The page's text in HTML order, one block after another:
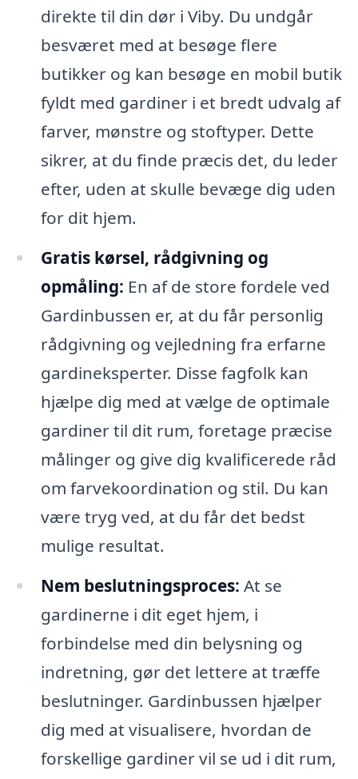
direkte til din dør i Viby. Du undgår
besværet med at besøge flere
butikker og kan besøge en mobil butik
fyldt med gardiner i et bredt udvalg af
farver, mønstre og stoftyper. Dette
sikrer, at du finde præcis det, du leder
efter, uden at skulle bevæge dig uden
for dit hjem.
Gratis kørsel, rådgivning og
opmåling: En af de store fordele ved
Gardinbussen er, at du får personlig
rådgivning og vejledning fra erfarne
gardineksperter. Disse fagfolk kan
hjælpe dig med at vælge de optimale
gardiner til dit rum, foretage præcise
målinger og give dig kvalificerede råd
om farvekoordination og stil. Du kan
være tryg ved, at du får det bedst
mulige resultat.
Nem beslutningsproces: At se
gardinerne i dit eget hjem, i
forbindelse med din belysning og
indretning, gør det lettere at træffe
beslutninger. Gardinbussen hjælper
dig med at visualisere, hvordan de
forskellige gardiner vil se ud i dit rum,